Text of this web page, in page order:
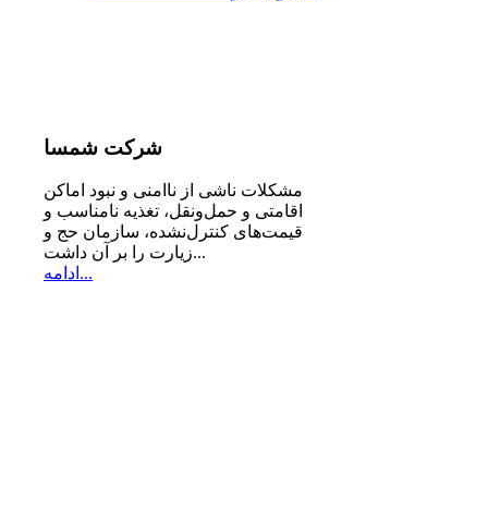
شرکت شمسا
مشكلات ناشی از ناامنی و نبود اماكن
اقامتی و حمل‌ونقل، تغذیه‌ نامناسب و
قیمت‌های كنترل‌نشده، سازمان حج و
زیارت را بر آن داشت...
ادامه...